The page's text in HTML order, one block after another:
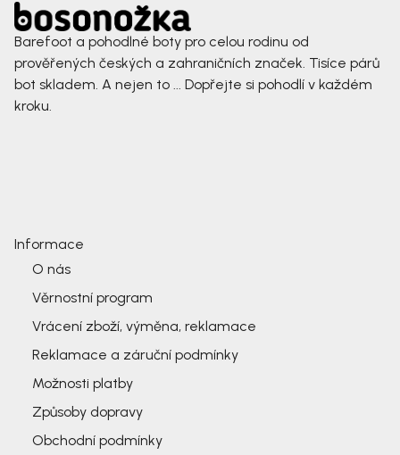
Barefoot a pohodlné boty pro celou rodinu od
prověřených českých a zahraničních značek. Tisíce párů
bot skladem. A nejen to ... Dopřejte si pohodlí v každém
kroku.
Informace
O nás
Věrnostní program
Vrácení zboží, výměna, reklamace
Reklamace a záruční podmínky
Možnosti platby
Způsoby dopravy
Obchodní podmínky